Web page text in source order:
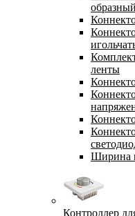
образный
ленты
Ширина
Контроллер